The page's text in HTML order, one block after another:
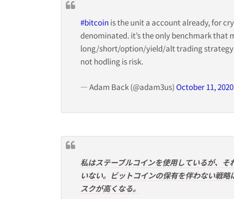
#bitcoin is the unit a account already, for
denominated. it’s the only benchmark that
long/short/option/yield/alt trading strategy
not hodling is risk.
— Adam Back (@adam3us) October 11, 2020
私はステーブルコインを使用しているが、
いない。ビットコインの保有を伴わない戦
スクが高くなる。